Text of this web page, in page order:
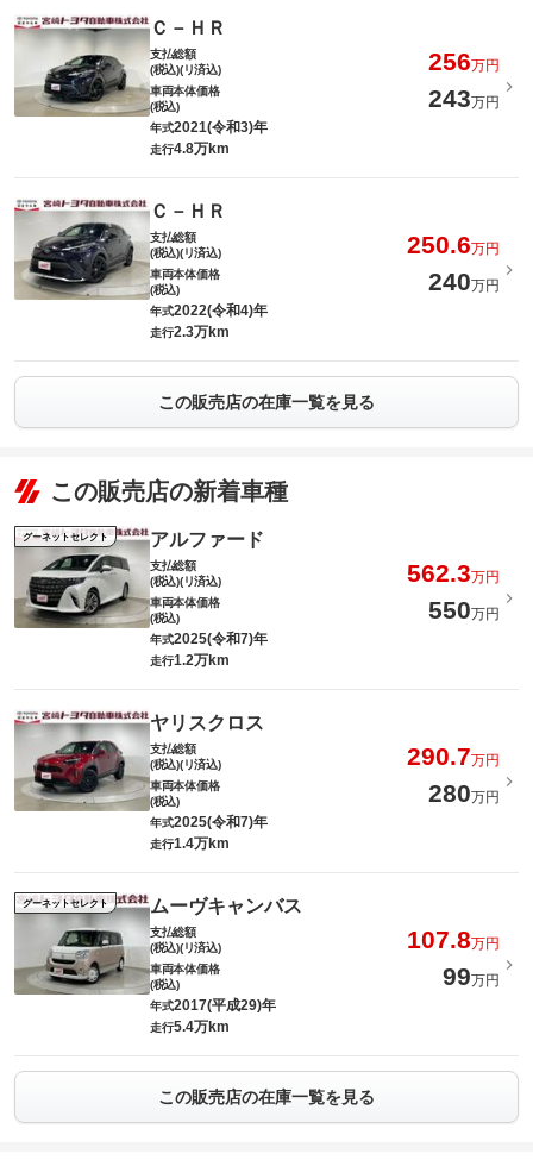
Ｃ－ＨＲ
支払総額
(税込)(リ済込)
256万円
車両本体価格
(税込)
243万円
年式2021(令和3)年
走行4.8万km
Ｃ－ＨＲ
支払総額
(税込)(リ済込)
250.6万円
車両本体価格
(税込)
240万円
年式2022(令和4)年
走行2.3万km
この販売店の在庫一覧を見る
この販売店の新着車種
グーネットセレクト アルファード
支払総額
(税込)(リ済込)
562.3万円
車両本体価格
(税込)
550万円
年式2025(令和7)年
走行1.2万km
ヤリスクロス
支払総額
(税込)(リ済込)
290.7万円
車両本体価格
(税込)
280万円
年式2025(令和7)年
走行1.4万km
グーネットセレクト ムーヴキャンバス
支払総額
(税込)(リ済込)
107.8万円
車両本体価格
(税込)
99万円
年式2017(平成29)年
走行5.4万km
この販売店の在庫一覧を見る